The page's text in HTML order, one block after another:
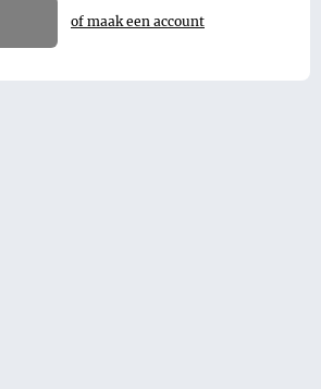
of maak een account